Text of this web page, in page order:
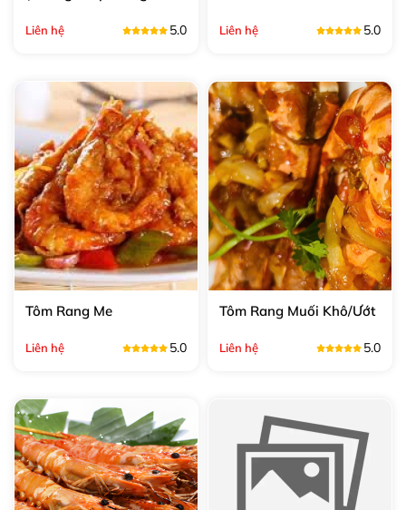
Liên hệ 5.0 Liên hệ 5.0
Tôm Rang Me
Liên hệ 5.0
Tôm Rang Muối Khô/Ướt
Liên hệ 5.0